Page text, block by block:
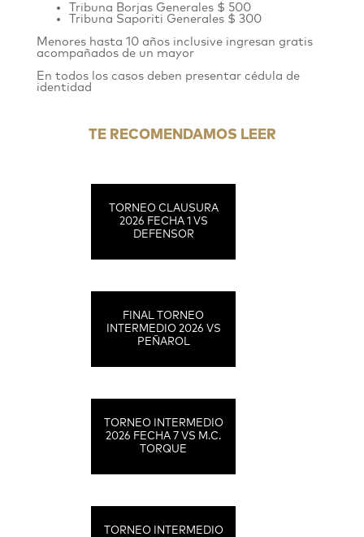
Tribuna Borjas Generales $ 500
Tribuna Saporiti Generales $ 300
Menores hasta 10 años inclusive ingresan gratis
acompañados de un mayor
En todos los casos deben presentar cédula de
identidad
TE RECOMENDAMOS LEER
TORNEO CLAUSURA
2026 FECHA 1 VS
DEFENSOR
FINAL TORNEO
INTERMEDIO 2026 VS
PEÑAROL
TORNEO INTERMEDIO
2026 FECHA 7 VS M.C.
TORQUE
TORNEO INTERMEDIO